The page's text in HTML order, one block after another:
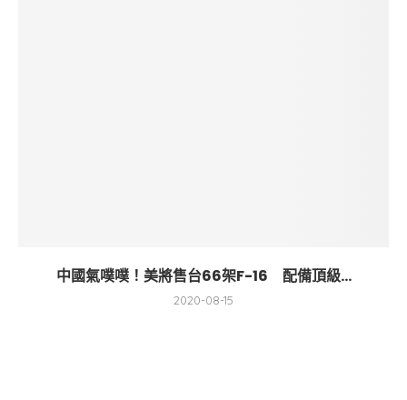
中國氣噗噗！美將售台66架F-16 配備頂級...
2020-08-15